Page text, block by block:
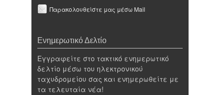
Παρακολουθείστε μας μέσω Mail
Ενημερωτικό Δελτίο
Εγγραφείτε στο τακτικό ενημερωτικό
δελτίο μέσω του ηλεκτρονικού
ταχυδρομείου σας και ενημερωθείτε με
τα τελευταία νέα!